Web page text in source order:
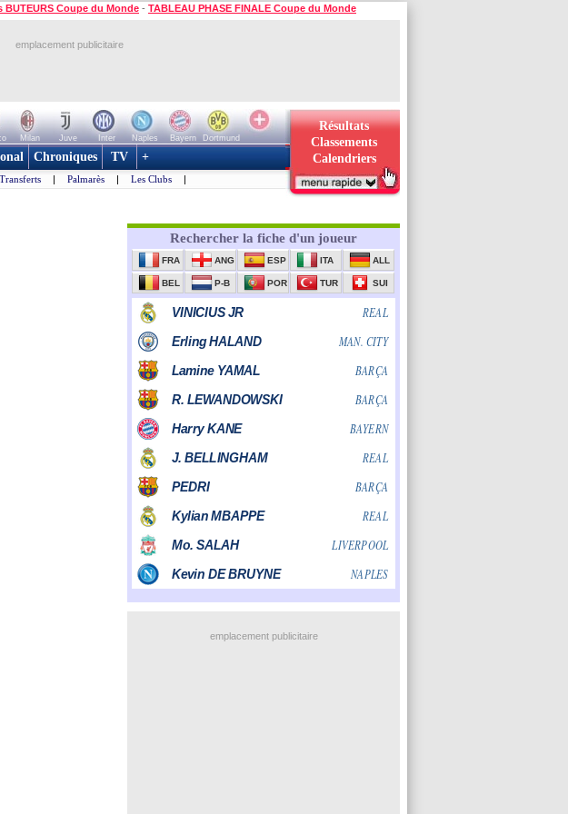
BUTEURS Coupe du Monde - TABLEAU PHASE FINALE Coupe du Monde
emplacement publicitaire
Milan Juve Inter Naples Bayern
Dortmund
Résultats
Classements
Calendriers
Chroniques TV +
| Palmarès | Les Clubs |
emplacement publicitaire